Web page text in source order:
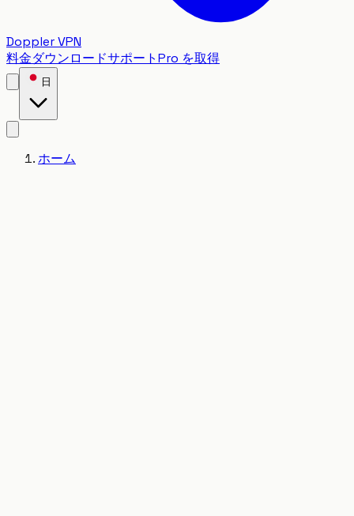
Doppler VPN
料金ダウンロードサポートPro を取得
日
ホーム